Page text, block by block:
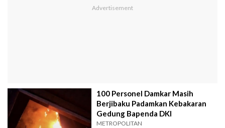
100 Personel Damkar Masih
Berjibaku Padamkan Kebakaran
Gedung Bapenda DKI
METROPOLITAN